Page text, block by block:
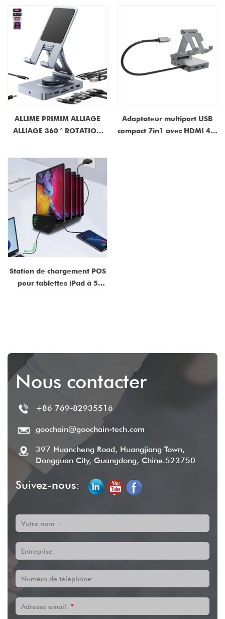
sécurité Type-C / Micro USB
ALLIME PRIMIM ALLIAGE
ALLIAGE 360 ° ROTATION
d'accueil multiport -
Personnalisation OEM
Disponible
Adaptateur multiport USB
compact 7in1 avec HDMI 4K,
Station de chargement POS
pour tablettes iPad à 5
Nous contacter
+86 769-82935516
goochain@goochain-tech.com
397 Huancheng Road, Huangjiang Town,
Dongguan City, Guangdong, Chine.523750
Suivez-nous:
Votre nom :
Entreprise:
Numéro de téléphone:
Adresse email: *